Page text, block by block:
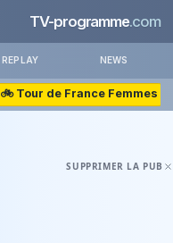
TV-programme.com
REPLAY NEWS
🚲 Tour de France Femmes
SUPPRIMER LA PUB